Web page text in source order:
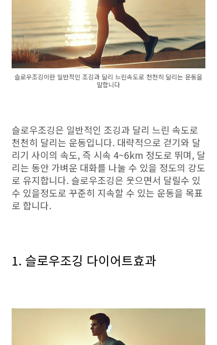
슬로우조깅이란 일반적인 조깅과 달리 느린속도로 천천히 달리는 운동을
말합니다
슬로우조깅은 일반적인 조깅과 달리 느린 속도로
천천히 달리는 운동입니다. 대략적으로 걷기와 달
리기 사이의 속도, 즉 시속 4~6km 정도로 뛰며, 달
리는 동안 가벼운 대화를 나눌 수 있을 정도의 강도
로 유지합니다. 슬로우조깅은 웃으면서 달릴수 있
수 있을정도로 꾸준히 지속할 수 있는 운동을 목표
로 합니다.
1. 슬로우조깅 다이어트효과